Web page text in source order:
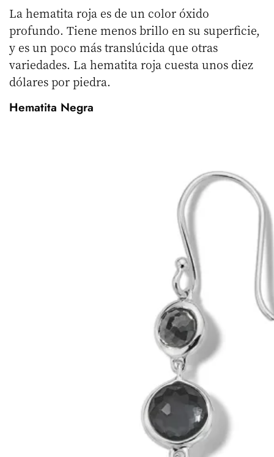
La hematita roja es de un color óxido
profundo. Tiene menos brillo en su superficie,
y es un poco más translúcida que otras
variedades. La hematita roja cuesta unos diez
dólares por piedra.
Hematita Negra